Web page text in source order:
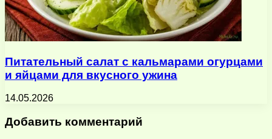
Питательный салат с кальмарами огурцами
и яйцами для вкусного ужина
14.05.2026
Добавить комментарий